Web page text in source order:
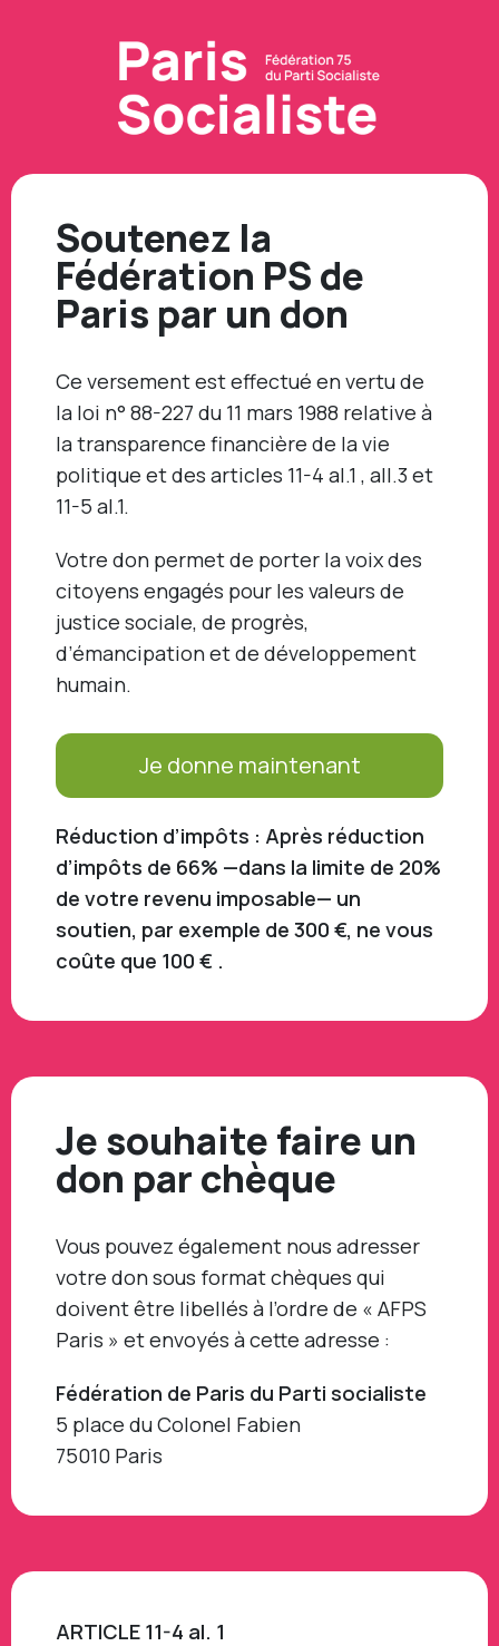
Soutenez la
Fédération PS de
Paris par un don
Ce versement est effectué en vertu de
la loi n° 88-227 du 11 mars 1988 relative à
la transparence financière de la vie
politique et des articles 11-4 al.1 , all.3 et
11-5 al.1.
Votre don permet de porter la voix des
citoyens engagés pour les valeurs de
justice sociale, de progrès,
d’émancipation et de développement
humain.
Je donne maintenant
Réduction d’impôts : Après réduction
d’impôts de 66% —dans la limite de 20%
de votre revenu imposable— un
soutien, par exemple de 300 €, ne vous
coûte que 100 € .
Je souhaite faire un
don par chèque
Vous pouvez également nous adresser
votre don sous format chèques qui
doivent être libellés à l’ordre de « AFPS
Paris » et envoyés à cette adresse :
Fédération de Paris du Parti socialiste
5 place du Colonel Fabien
75010 Paris
ARTICLE 11-4 al. 1